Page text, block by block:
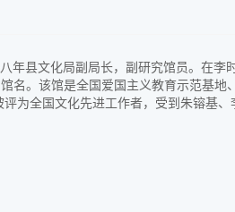
县文化局副局长，副研究馆员。在
。该馆是全国爱国主义教育示范基
为全国文化先进工作者，受到朱镕基、